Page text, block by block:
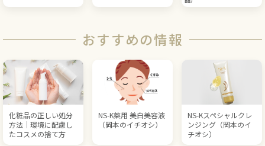
おすすめの情報
化粧品の正しい処分
方法｜環境に配慮し
たコスメの捨て方
NS-K薬用 美白美容液
（岡本のイチオシ）
NS-Kスペシャルクレ
ンジング（岡本のイ
チオシ）